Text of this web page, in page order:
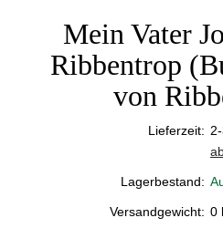
Mein Vater
Ribbentrop
von
Lieferzeit:
Lagerbestand:
Versandgewicht: 0